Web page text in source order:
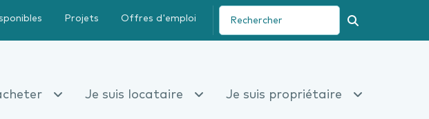
Je suis locataire Je suis propriétaire
Projets Offres d'emploi